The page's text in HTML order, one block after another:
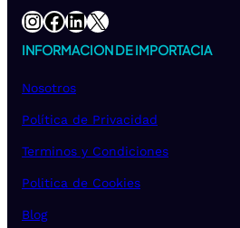
InstagramFacebook LinkedIn X
INFORMACION DE IMPORTACIA
Nosotros
Política de Privacidad
Terminos y Condiciones
Politica de Cookies
Blog